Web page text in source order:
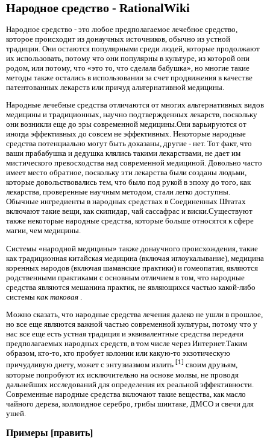
Народное средство - RationalWiki
Народное средство - это любое предполагаемое лечебное средство,
которое происходит из донаучных источников, обычно из устной
традиции. Они остаются популярными среди людей, которые продолжают
их использовать, потому что они популярны в культуре, из которой они
родом, или потому, что «это то, что сделала бабушка», но многие такие
методы также остались в использовании за счет продвижения в качестве
патентованных лекарств или причуд альтернативной медицины.
Народные лечебные средства отличаются от многих альтернативных видов
медицины и традиционных, научно подтвержденных лекарств, поскольку
они возникли еще до эры современной медицины.Они варьируются от
иногда эффективных до совсем не эффективных. Некоторые народные
средства потенциально могут быть доказаны, другие - нет. Тот факт, что
ваши прабабушка и дедушка клялись такими лекарствами, не дает им
мистического превосходства над современной медициной. Довольно часто
имеет место обратное, поскольку эти лекарства были созданы людьми,
которые довольствовались тем, что было под рукой в ​​эпоху до того, как
лекарства, проверенные научным методом, стали легко доступны.
Обычные ингредиенты в народных средствах в Соединенных Штатах
включают такие вещи, как скипидар, чай сассафрас и виски.Существуют
также некоторые народные средства, которые больше относятся к сфере
магии, чем медицины.
Системы «народной медицины» также донаучного происхождения, такие
как традиционная китайская медицина (включая иглоукалывание), медицина
коренных народов (включая шаманские практики) и гомеопатия, являются
родственными практиками с основным отличием в том, что народные
средства являются мешанина практик, не являющихся частью какой-либо
системы как таковая
Можно сказать, что народные средства лечения далеко не ушли в прошлое,
но все еще являются важной частью современной культуры, потому что у
нас все еще есть устная традиция и эквивалентные средства передачи
предполагаемых народных средств, в том числе через Интернет.Таким
образом, кто-то, кто пробует колонии или какую-то экзотическую
причудливую диету, может с энтузиазмом излить [1] своим друзьям,
которые попробуют их исключительно на основе молвы, не проводя
дальнейших исследований для определения их реальной эффективности.
Современные народные средства включают такие вещества, как масло
чайного дерева, коллоидное серебро, грибы шиитаке, ДМСО и свечи для
ушей.
Примеры [править]